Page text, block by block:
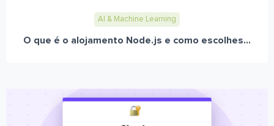
AI & Machine Learning
O que é o alojamento Node.js e como escolhes...